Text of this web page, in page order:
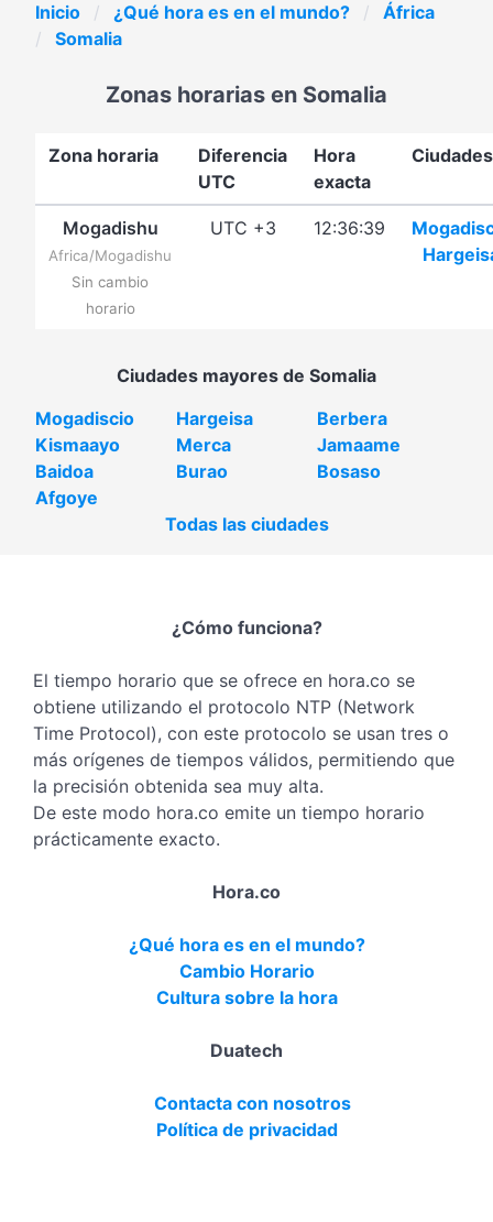
Inicio ¿Qué hora es en el mundo?
África
Somalia
Zonas horarias en Somalia
Zona horaria
Diferencia
UTC
Hora
exacta
Ciudades
Mogadishu
Africa/Mogadishu
Sin cambio
horario
UTC +3 12:36:39
Ciudades mayores de Somalia
Mogadiscio
Hargeisa
Berbera
Kismaayo
Merca
Jamaame
Baidoa
Burao
Bosaso
Afgoye
Todas las ciudades
¿Cómo funciona?
El tiempo horario que se ofrece en hora.co se
obtiene utilizando el protocolo NTP (Network
Time Protocol), con este protocolo se usan tres o
más orígenes de tiempos válidos, permitiendo que
la precisión obtenida sea muy alta.
De este modo hora.co emite un tiempo horario
prácticamente exacto.
Hora.co
¿Qué hora es en el mundo?
Cambio Horario
Cultura sobre la hora
Duatech
Contacta con nosotros
Política de privacidad